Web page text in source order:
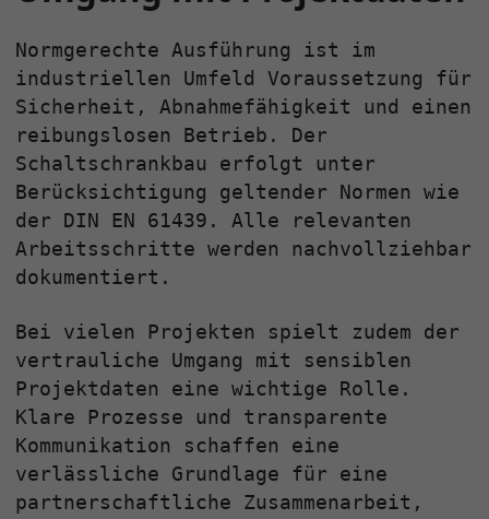
Normgerechte Ausführung ist im
industriellen Umfeld Voraussetzung für
Sicherheit, Abnahmefähigkeit und einen
reibungslosen Betrieb. Der
Schaltschrankbau erfolgt unter
Berücksichtigung geltender Normen wie
der DIN EN 61439. Alle relevanten
Arbeitsschritte werden nachvollziehbar
dokumentiert.
Bei vielen Projekten spielt zudem der
vertrauliche Umgang mit sensiblen
Projektdaten eine wichtige Rolle.
Klare Prozesse und transparente
Kommunikation schaffen eine
verlässliche Grundlage für eine
partnerschaftliche Zusammenarbeit,